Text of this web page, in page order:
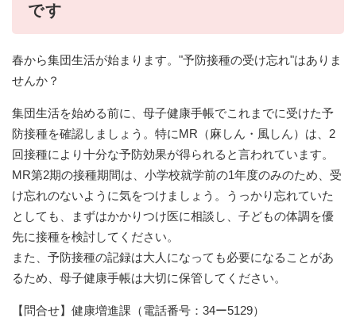
です
春から集団生活が始まります。"予防接種の受け忘れ"はありま
せんか？
集団生活を始める前に、母子健康手帳でこれまでに受けた予
防接種を確認しましょう。特にMR（麻しん・風しん）は、2
回接種により十分な予防効果が得られると言われています。
MR第2期の接種期間は、小学校就学前の1年度のみのため、受
け忘れのないように気をつけましょう。うっかり忘れていた
としても、まずはかかりつけ医に相談し、子どもの体調を優
先に接種を検討してください。
また、予防接種の記録は大人になっても必要になることがあ
るため、母子健康手帳は大切に保管してください。
【問合せ】健康増進課（電話番号：34ー5129）